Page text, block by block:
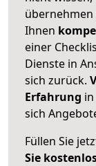
Ihnen
einer
Dienste in
sich zurück.
Erfahrung
sich
Füllen Sie
Sie